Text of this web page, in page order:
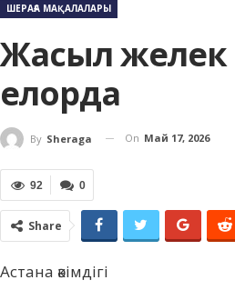
ШЕРАҒА МАҚАЛАЛАРЫ
Жасыл желек
елорда
By Sheraga On Май 17, 2026
0
92
Share
Астана әкімдігі